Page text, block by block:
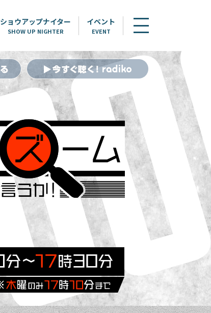
ショウアップナイター
SHOW UP NIGHTER
イベント
EVENT